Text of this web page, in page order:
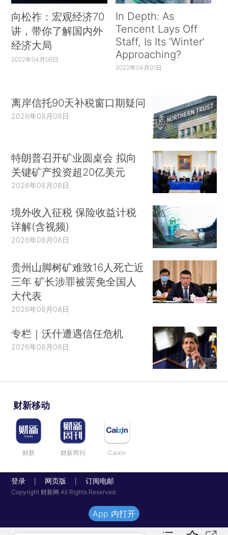
向松祚：宏观经济70
讲，带你了解国内外
经济大局
2022年04月06日
In Depth: As
Tencent Lays Off
Staff, Is Its ‘Winter’
Approaching?
2022年04月01日
离岸信托90天补税窗口期疑问
2026年08月08日
特朗普召开矿业圆桌会 拟向
关键矿产投资超20亿美元
2026年08月08日
境外收入征税 保险收益计税
详解(含视频)
2026年08月08日
贵州山脚树矿难致16人死亡近
三年 矿长涉罪被罢免全国人
大代表
2026年08月08日
专栏｜沃什遭遇信任危机
2026年08月08日
财新移动
财新 财新周刊 Caixin
登录 网页版 订阅电邮
Copyright 财新网 All Rights Reserved
App 内打开